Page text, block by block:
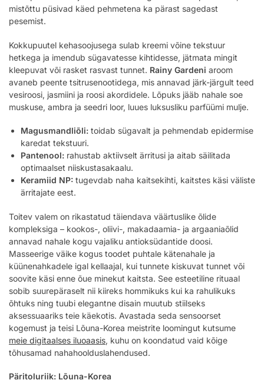
mistõttu püsivad käed pehmetena ka pärast sagedast
pesemist.
Kokkupuutel kehasoojusega sulab kreemi võine tekstuur
hetkega ja imendub sügavatesse kihtidesse, jätmata mingit
kleepuvat või rasket rasvast tunnet. Rainy Gardeni aroom
avaneb peente tsitrusenootidega, mis annavad järk-järgult teed
vesiroosi, jasmiini ja roosi akordidele. Lõpuks jääb nahale soe
muskuse, ambra ja seedri loor, luues luksusliku parfüümi mulje.
Magusmandliõli: toidab sügavalt ja pehmendab epidermise
karedat tekstuuri.
Pantenool: rahustab aktiivselt ärritusi ja aitab säilitada
optimaalset niiskustasakaalu.
Keramiid NP: tugevdab naha kaitsekihti, kaitstes käsi väliste
ärritajate eest.
Toitev valem on rikastatud täiendava väärtuslike õlide
kompleksiga – kookos-, oliivi-, makadaamia- ja argaaniaõlid
annavad nahale kogu vajaliku antioksüdantide doosi.
Masseerige väike kogus toodet puhtale kätenahale ja
küünenahkadele igal kellaajal, kui tunnete kiskuvat tunnet või
soovite käsi enne õue minekut kaitsta. See esteetiline rituaal
sobib suurepäraselt nii kiireks hommikuks kui ka rahulikuks
õhtuks ning tuubi elegantne disain muutub stiilseks
aksessuaariks teie käekotis. Avastada seda sensoorset
kogemust ja teisi Lõuna-Korea meistrite loomingut kutsume
meie digitaalses iluoaasis, kuhu on koondatud vaid kõige
tõhusamad nahahoolduslahendused.
Päritoluriik: Lõuna-Korea